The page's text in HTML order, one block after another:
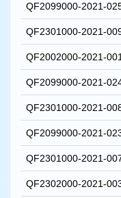
QF2099000-2021-
QF2301000-2021-
QF2002000-2021-
QF2099000-2021-
QF2301000-2021-
QF2099000-2021-
QF2301000-2021-
QF2302000-2021-